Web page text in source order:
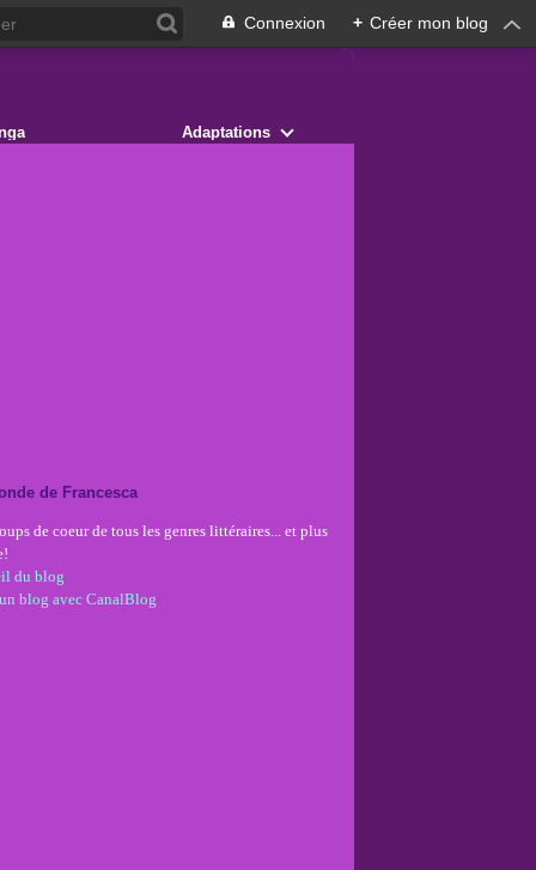
Connexion + Créer mon blog
Adaptations
de Francesca
de coeur de tous les genres littéraires... et plus
du blog
blog avec CanalBlog